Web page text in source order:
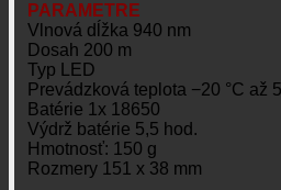
PARAMETRE
Vlnová dĺžka 940 nm
Dosah 200 m
Typ LED
Prevádzková teplota −20 °C až
Batérie 1x 18650
Výdrž batérie 5,5 hod.
Hmotnosť: 150 g
Rozmery 151 x 38 mm